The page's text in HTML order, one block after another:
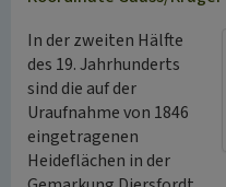
In der zweiten Hälfte
des 19. Jahrhunderts
sind die auf der
Uraufnahme von 1846
eingetragenen
Heideflächen in der